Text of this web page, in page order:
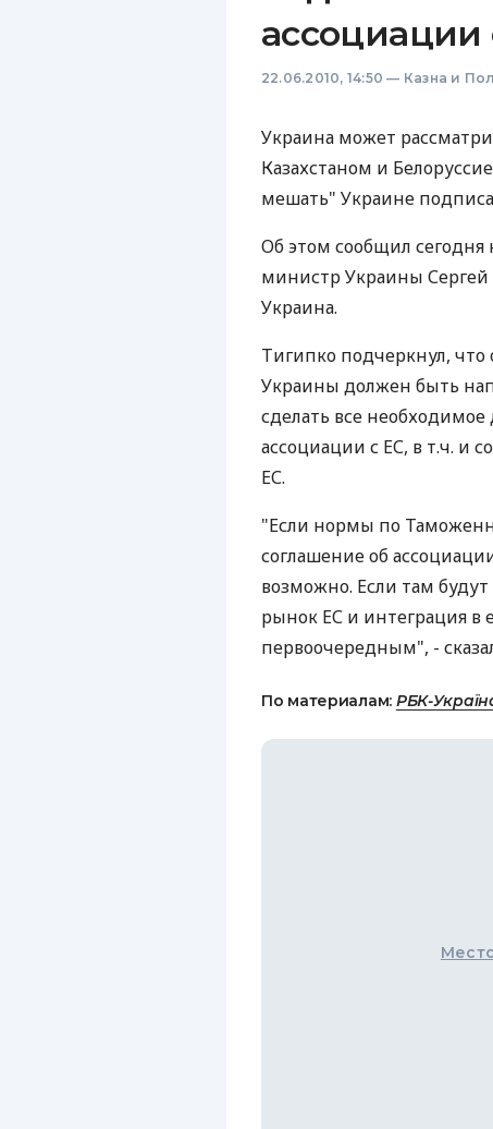
ассоциации
22.06.2010, 14:50 — Казна и
Украина может
Казахстаном и
мешать" Украине
Об этом сообщил
министр Украины
Украина.
Тигипко подчеркнул,
Украины должен быть
сделать все
ассоциации с ЕС, в т.ч. и
ЕС.
"Если нормы по
соглашение об
возможно. Если там
рынок ЕС и интеграция в
первоочередным", -
По материалам: РБК-